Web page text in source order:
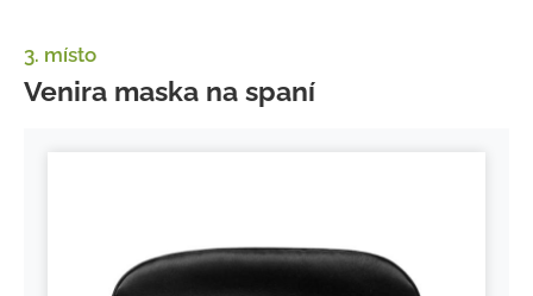
3. místo
Venira maska na spaní